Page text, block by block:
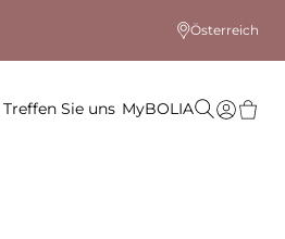
Österreich
Treffen Sie uns MyBOLIA